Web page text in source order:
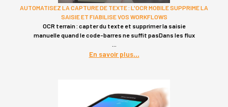
AUTOMATISEZ LA CAPTURE DE TEXTE : L'OCR MOBILE SUPPRIME LA
SAISIE ET FIABILISE VOS WORKFLOWS
OCR terrain : capter du texte et supprimer la saisie
manuelle quand le code-barres ne suffit pasDans les flux
En savoir plus